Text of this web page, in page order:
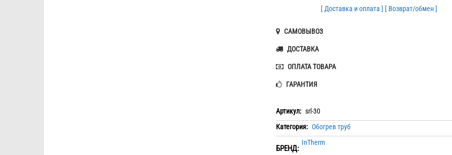
[ Доставка и оплата ] [ Возврат/обмен ]
САМОВЫВОЗ
ДОСТАВКА
ОПЛАТА ТОВАРА
ГАРАНТИЯ
Артикул: srl-30
Категория: Обогрев труб
БРЕНД:
InTherm